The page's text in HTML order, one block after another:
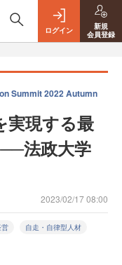
ログイン
新規
会員登録
Summit 2022 Autumn
実現する最
法政大学
2023/02/17 08:00
営 自走・自律型人材